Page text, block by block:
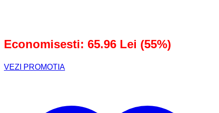
Economisesti: 65.96 Lei (55%)
VEZI PROMOTIA